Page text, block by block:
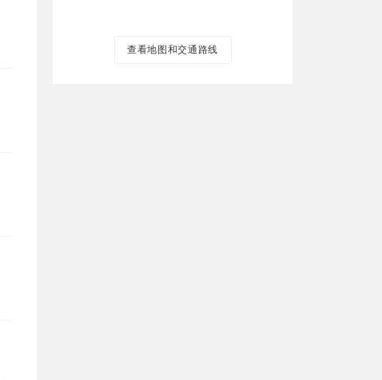
查看地图和交通路线